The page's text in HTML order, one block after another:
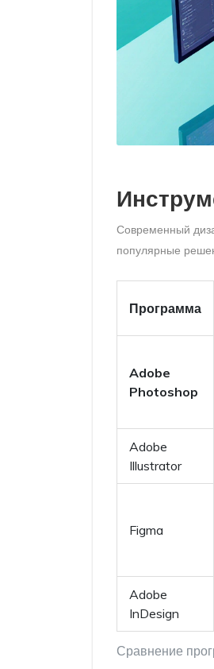
Современный
популярные
Сравнение
Программа
Adobe
Photoshop
Adobe
Illustrator
Figma
Adobe
InDesign